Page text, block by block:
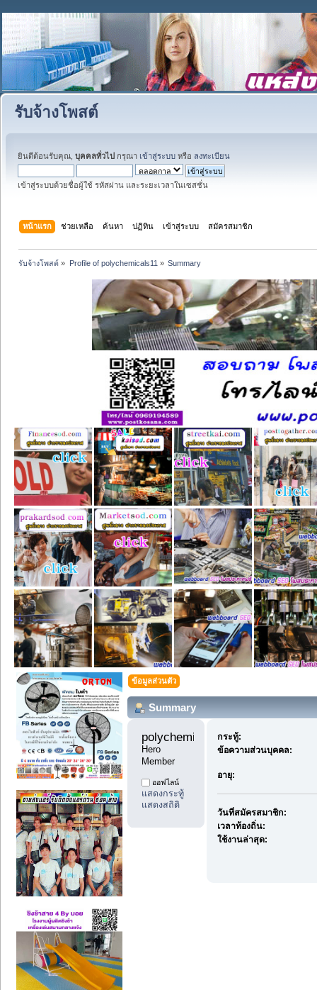
รับจ้างโพสต์
ยินดีต้อนรับคุณ, บุคคลทั่วไป กรุณา เข้าสู่ระบบ หรือ ลงทะเบียน
เข้าสู่ระบบด้วยชื่อผู้ใช้ รหัสผ่าน และระยะเวลาในเซสชั่น
หน้าแรก ช่วยเหลือ ค้นหา ปฏิทิน เข้าสู่ระบบ สมัครสมาชิก
รับจ้างโพสต์ » Profile of polychemicals11 » Summary
ข้อมูลส่วนตัว
Summary
polychemicals11
Hero
Member
ออฟไลน์
แสดงกระทู้
แสดงสถิติ
กระทู้:
ข้อความส่วนบุคคล:
อายุ:
วันที่สมัครสมาชิก:
เวลาท้องถิ่น:
ใช้งานล่าสุด: